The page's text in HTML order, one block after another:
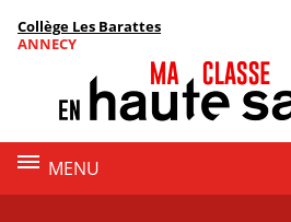
Menu de la rubrique
Contenu
Collège Les Barattes
ANNECY
MENU